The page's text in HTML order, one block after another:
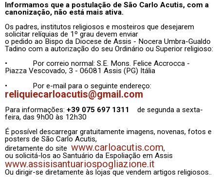
Informamos que a postulação de São Carlo Acutis, com a
canonização, não está mais ativa.
Os padres, institutos religiosos e mosteiros que desejarem
solicitar relíquias de 1º grau devem enviar
o pedido ao Bispo da Diocese de Assis - Nocera Umbra-Gualdo
Tadino com a autorização do seu Ordinário ou Superior religioso:
• Por correio normal: S.E. Mons. Felice Accrocca -
Piazza Vescovado, 3 - 06081 Assis (PG) Itália
• Por e-mail para o seguinte endereço:
reliquiecarloacutis@gmail.com
Para informações: +39 075 697 1311
de segunda a sexta-
feira, das 9h00 às 12h30
É possível descarregar gratuitamente imagens, novenas, fotos e
posters de São Carlo Acutis,
diretamente do site www.carloacutis.com,
ou solicitá-los ao Santuário da Espoliação em Assis
www.assisisantuariospogliazione.it
Ou dirigir-se diretamente às lojas que vendem artigos religiosos..